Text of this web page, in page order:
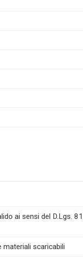
ai sensi del D.Lgs.
scaricabili